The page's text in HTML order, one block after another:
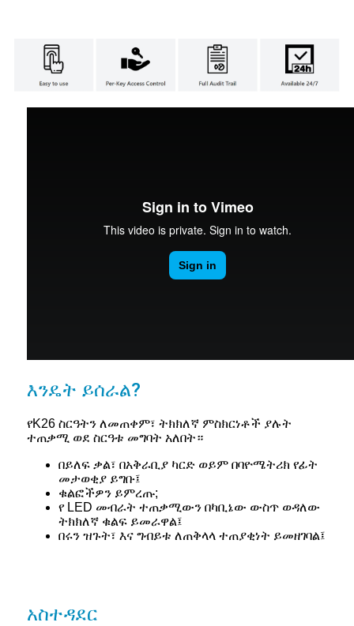
እንዴት ይሰራል?
የK26 ስርዓትን ለመጠቀም፣ ትክክለኛ ምስክርነቶች ያሉት
ተጠቃሚ ወደ ስርዓቱ መግባት አለበት።
በይለፍ ቃል፣ በአቅራቢያ ካርድ ወይም በባዮሜትሪክ የፊት
መታወቂያ ይግቡ፤
ቁልፎችዎን ይምረጡ;
የ LED መብራት ተጠቃሚውን በካቢኔው ውስጥ ወዳለው
ትክክለኛ ቁልፍ ይመራዋል፤
በሩን ዝጉት፣ እና ግብይቱ ለጠቅላላ ተጠያቂነት ይመዘገባል፤
አስተዳደር